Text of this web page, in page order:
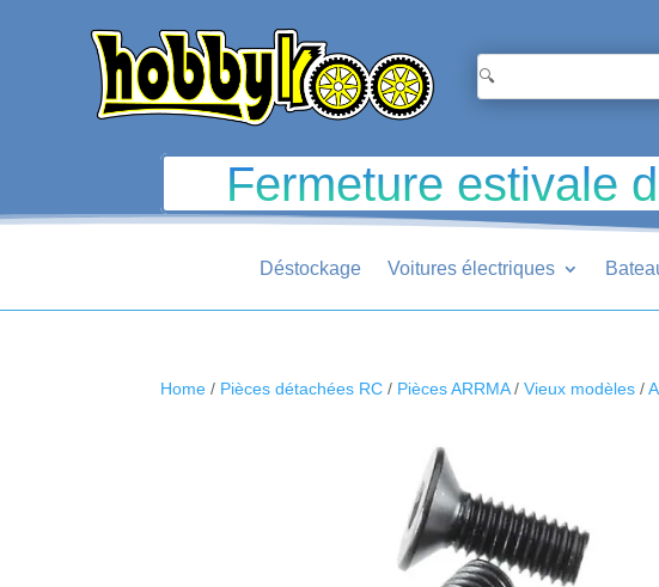
Fermeture estivale
Déstockage Voitures électriques
Home / Pièces détachées RC / Pièces ARRMA/Vieux modèles /